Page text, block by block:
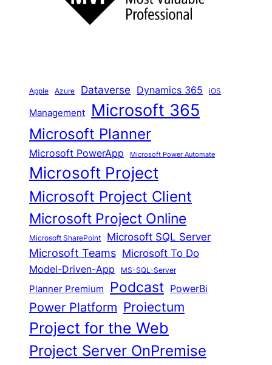
Apple Azure Dataverse Dynamics 365 iOS
Management Microsoft 365
Microsoft Planner
Microsoft PowerApp Microsoft Power Automate
Microsoft Project
Microsoft Project Client
Microsoft Project Online
Microsoft SharePoint Microsoft SQL Server
Microsoft Teams Microsoft To Do
Model-Driven-App MS-SQL-Server
Planner Premium Podcast PowerBi
Power Platform Proiectum
Project for the Web
Project Server OnPremise